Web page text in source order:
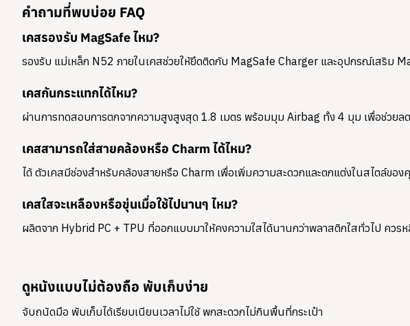
คำถามที่พบบ่อย FAQ
เคสรองรับ MagSafe ไหม?
รองรับ แม่เหล็ก N52 ภายในเคสช่วยให้ยึดติดกับ MagSafe Charger และอุปกรณ์เสริม
เคสกันกระแทกได้ไหม?
ผ่านการทดสอบการตกจากความสูงสูงสุด 1.8 เมตร พร้อมมุม Airbag ทั้ง 4 มุม เพื่อช่วยลด
เคสสามารถใส่สายคล้องหรือ Charm ได้ไหม?
ได้ ตัวเคสมีช่องสำหรับคล้องสายหรือ Charm เพื่อเพิ่มความสะดวกและตกแต่งในสไตล์ขอ
เคสใสจะเหลืองหรือขุ่นเมื่อใช้ไปนานๆ ไหม?
ผลิตจาก Hybrid PC + TPU ที่ออกแบบมาให้คงความใสได้นานกว่าพลาสติกใสทั่วไป ควร
ดูหนังแบบไม่ต้องถือ พับเก็บง่าย
จับถนัดมือ พับเก็บได้เรียบเนียนเวลาไม่ใช้ พกสะดวกไม่กินพื้นที่กระเป๋า